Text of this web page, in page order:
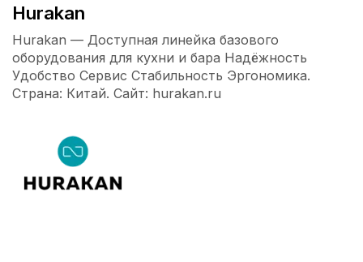
Hurakan
Hurakan — Доступная линейка базового
оборудования для кухни и бара Надёжность
Удобство Сервис Стабильность Эргономика.
Страна: Китай. Сайт: hurakan.ru